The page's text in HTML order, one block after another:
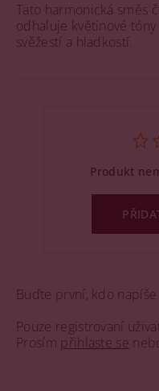
Tato harmonická směs
odhaluje květinové
svěžestí a hladkostí.
Buďte první, kdo
Pouze registrovaní
Prosím přihlaste se
Produkt